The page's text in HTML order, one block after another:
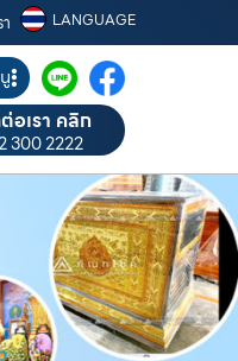
LANGUAGE
อเรา คลิก
300 2222